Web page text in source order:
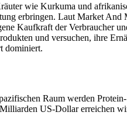
wie Kurkuma und
erbringen. Laut Market And
Kaufkraft der Verbraucher
und versuchen, ihre
dominiert.
Raum werden
US-Dollar erreichen